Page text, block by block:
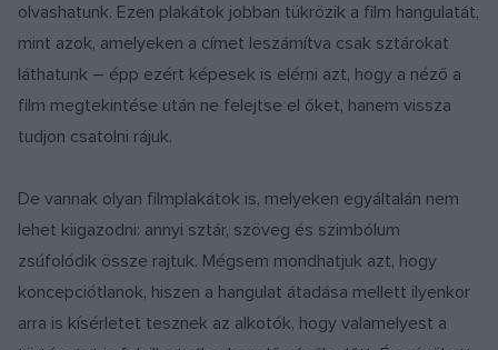
olvashatunk. Ezen plakátok jobban tükrözik a film hangulatát,
mint azok, amelyeken a címet leszámítva csak sztárokat
láthatunk – épp ezért képesek is elérni azt, hogy a néző a
film megtekintése után ne felejtse el őket, hanem vissza
tudjon csatolni rájuk.
De vannak olyan filmplakátok is, melyeken egyáltalán nem
lehet kiigazodni: annyi sztár, szöveg és szimbólum
zsúfolódik össze rajtuk. Mégsem mondhatjuk azt, hogy
koncepciótlanok, hiszen a hangulat átadása mellett ilyenkor
arra is kísérletet tesznek az alkotók, hogy valamelyest a